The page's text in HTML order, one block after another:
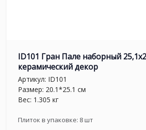
ID101 Гран Пале наборный
керамический декор
Артикул: ID101
Размер: 20.1*25.1 см
Вес: 1.305 кг
Плиток в упаковке: 8шт